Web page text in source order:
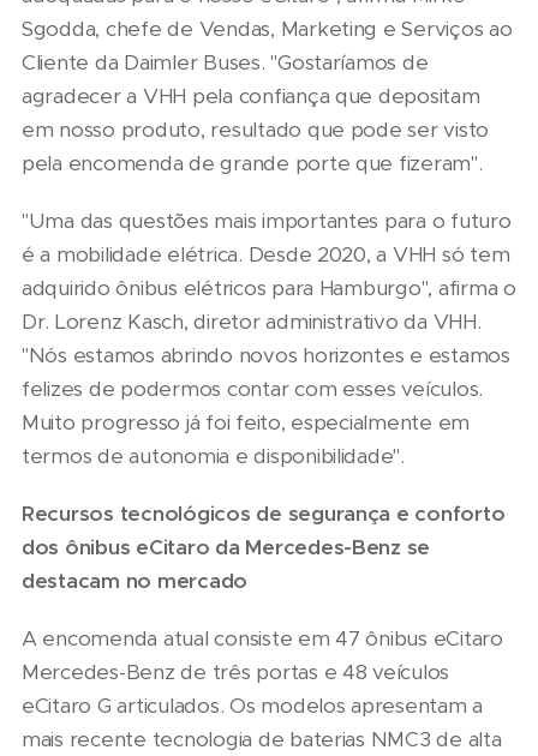
Sgodda, chefe de Vendas, Marketing e Serviços ao
Cliente da Daimler Buses. "Gostaríamos de
agradecer a VHH pela confiança que depositam
em nosso produto, resultado que pode ser visto
pela encomenda de grande porte que fizeram".
"Uma das questões mais importantes para o futuro
é a mobilidade elétrica. Desde 2020, a VHH só tem
adquirido ônibus elétricos para Hamburgo", afirma o
Dr. Lorenz Kasch, diretor administrativo da VHH.
"Nós estamos abrindo novos horizontes e estamos
felizes de podermos contar com esses veículos.
Muito progresso já foi feito, especialmente em
termos de autonomia e disponibilidade".
Recursos tecnológicos de segurança e conforto
dos ônibus eCitaro da Mercedes-Benz se
destacam no mercado
A encomenda atual consiste em 47 ônibus eCitaro
Mercedes-Benz de três portas e 48 veículos
eCitaro G articulados. Os modelos apresentam a
mais recente tecnologia de baterias NMC3 de alta